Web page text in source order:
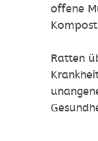
offene
Ratten